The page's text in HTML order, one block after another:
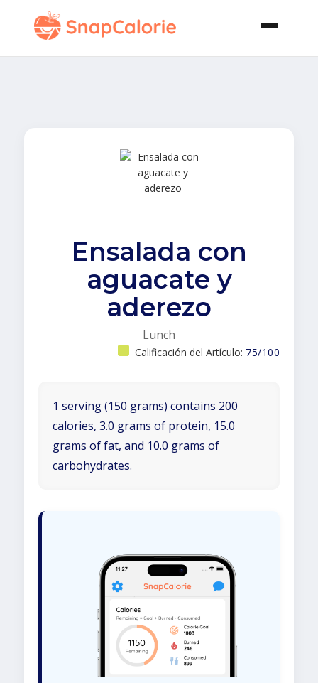
Ensalada con
aguacate y
aderezo
Lunch
Calificación del Artículo: 75/100
1 serving (150 grams) contains 200
calories, 3.0 grams of protein, 15.0
grams of fat, and 10.0 grams of
carbohydrates.